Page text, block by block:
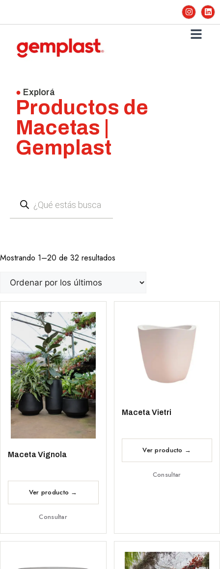
● Explorá
Productos de
Macetas |
Gemplast
Mostrando 1–20 de 32 resultados
Maceta Vignola
Consultar
Maceta Vietri
Consultar